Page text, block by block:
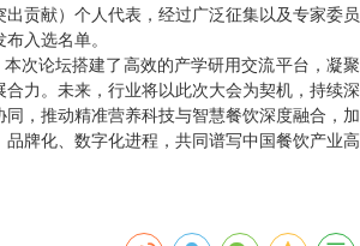
贡献）个人代表，经过广泛征集以及专家委员
入选名单。
次论坛搭建了高效的产学研用交流平台，凝聚
合力。未来，行业将以此次大会为契机，持续深
，推动精准营养科技与智慧餐饮深度融合，加
牌化、数字化进程，共同谱写中国餐饮产业高